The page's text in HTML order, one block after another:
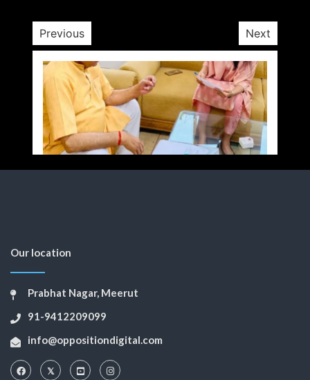
Previous Next
Our location
Prabhat Nagar, Meerut
91-9412209099
info@oppositiondigital.com